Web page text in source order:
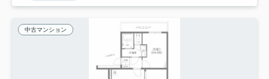
中古マンション